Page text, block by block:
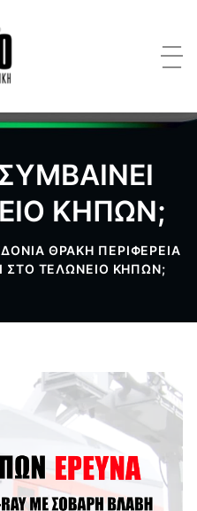
ΚΗΠΩΝ;
ΘΡΑΚΗ ΠΕΡΙΦΕΡΕΙΑ
ΣΤΟ ΤΕΛΩΝΕΙΟ ΚΗΠΩΝ;